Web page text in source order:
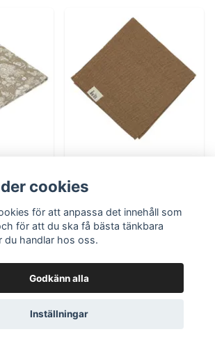
Cognac
35 kr
cookies
för att anpassa det innehåll som
för att du ska få bästa tänkbara
du handlar hos oss.
Godkänn alla
Inställningar